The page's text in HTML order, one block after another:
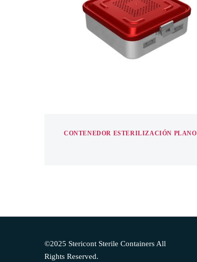
CONTENEDOR ESTERILIZACIÓN PLANO
©2025 Stericont Sterile Containers All
Rights Reserved.